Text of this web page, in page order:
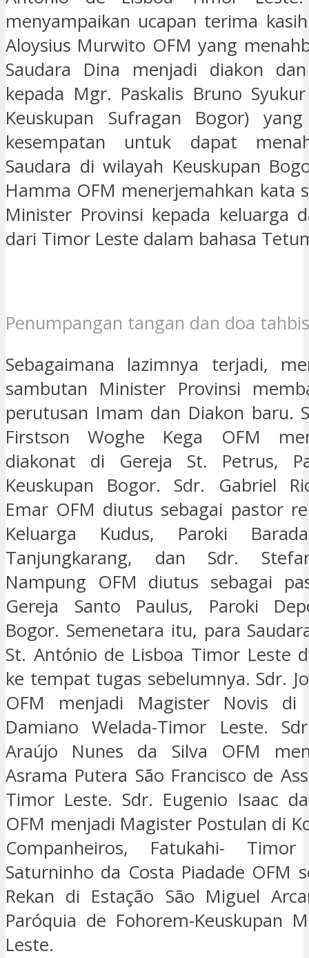
menyampaikan ucapan terima
Aloysius Murwito OFM yang
Saudara Dina menjadi diakon
kepada Mgr. Paskalis Bruno
Keuskupan Sufragan Bogor)
kesempatan untuk dapat
Saudara di wilayah Keuskupan
Hamma OFM menerjemahkan kata
Minister Provinsi kepada keluarga
dari Timor Leste dalam bahasa
Penumpangan tangan dan doa
Sebagaimana lazimnya terjadi,
sambutan Minister Provinsi
perutusan Imam dan Diakon baru.
Firstson Woghe Kega OFM
diakonat di Gereja St. Petrus,
Keuskupan Bogor. Sdr. Gabriel
Emar OFM diutus sebagai pastor
Keluarga Kudus, Paroki
Tanjungkarang, dan Sdr.
Nampung OFM diutus sebagai
Gereja Santo Paulus, Paroki
Bogor. Semenetara itu, para
St. António de Lisboa Timor Leste
ke tempat tugas sebelumnya. Sdr.
OFM menjadi Magister Novis di
Damiano Welada-Timor Leste.
Araújo Nunes da Silva OFM
Asrama Putera São Francisco de
Timor Leste. Sdr. Eugenio Isaac
OFM menjadi Magister Postulan di
Companheiros, Fatukahi-
Saturninho da Costa Piadade OFM
Rekan di Estação São Miguel
Paróquia de Fohorem-Keuskupan
Leste.